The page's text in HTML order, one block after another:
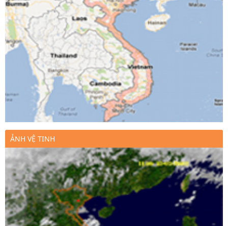
ẢNH VỆ TINH